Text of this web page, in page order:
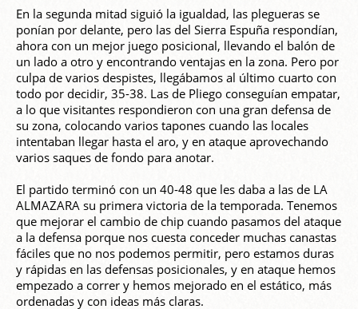
En la segunda mitad siguió la igualdad, las plegueras se
ponían por delante, pero las del Sierra Espuña respondían,
ahora con un mejor juego posicional, llevando el balón de
un lado a otro y encontrando ventajas en la zona. Pero por
culpa de varios despistes, llegábamos al último cuarto con
todo por decidir, 35-38. Las de Pliego conseguían empatar,
a lo que visitantes respondieron con una gran defensa de
su zona, colocando varios tapones cuando las locales
intentaban llegar hasta el aro, y en ataque aprovechando
varios saques de fondo para anotar.
El partido terminó con un 40-48 que les daba a las de LA
ALMAZARA su primera victoria de la temporada. Tenemos
que mejorar el cambio de chip cuando pasamos del ataque
a la defensa porque nos cuesta conceder muchas canastas
fáciles que no nos podemos permitir, pero estamos duras
y rápidas en las defensas posicionales, y en ataque hemos
empezado a correr y hemos mejorado en el estático, más
ordenadas y con ideas más claras.